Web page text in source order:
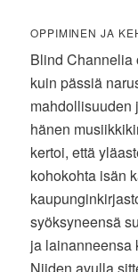
OPPIMINEN JA
Blind Channelia
kuin pässiä
mahdollisuuden
hänen
kertoi, että
kohokohta isän
syöksyneensä
ja lainanneensa